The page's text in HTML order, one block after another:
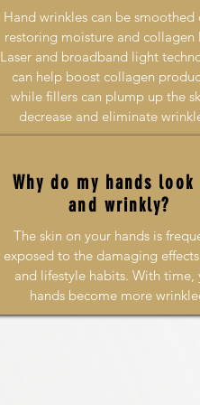
Hand wrinkles can be smoothed
restoring moisture and collagen
Laser and broadband light
can help boost collagen
while fillers can plump up the
decrease and eliminate
Why do my hands
and wrinkly?
The skin on your hands is
exposed to the damaging
and lifestyle habits. With time,
hands become more